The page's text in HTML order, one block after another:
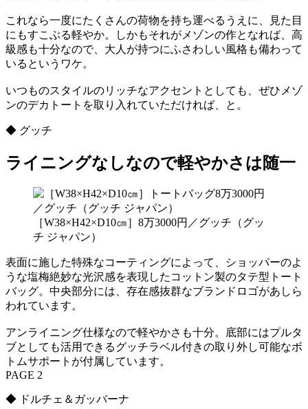
これなら一度にたくさんの荷物を持ち運べるうえに、見た目
にもすこぶる軽やか。しかもそれがメゾンの作となれば、高
級感も十分なので、大人が持つにふさわしい風格も備わって
いるというワケ。
いつものスタイルのリッチなアクセントとしても、ぜひメゾ
ンのデカトートを取り入れていただければ、と。
◆ グッチ
ライニングなしなので軽やかさは随一
［W38×H42×D10㎝］8万3000円／グッチ（グッ
チ ジャパン）
表面に施した特殊なコーティングによって、ショッパーのよ
うな塩梅絶妙な光沢感を表現したコットン製のタテ型トート
バッグ。中央部分には、存在感抜群なブランドロゴがあしら
われています。
アンライニング仕様なので軽やかさも十分。底部にはプルタ
ブとしても活用できるグッチラベル付きの取り外し可能なボ
トムサポートが付属しています。
PAGE 2
◆ ドルチェ＆ガッバーナ